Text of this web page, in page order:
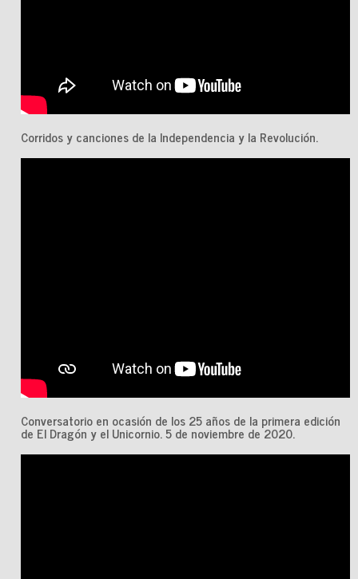
Corridos y canciones de la Independencia y la Revolución.
Conversatorio en ocasión de los 25 años de la primera edición
de El Dragón y el Unicornio. 5 de noviembre de 2020.